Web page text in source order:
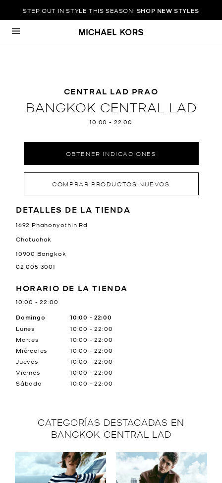
Ir al contenido
STEP OUT IN STYLE THIS SEASON: SHOP NEW STYLES
Volver a navegación
CENTRAL LAD PRAO
BANGKOK CENTRAL LAD
10:00 - 22:00
OBTENER INDICACIONES
COMPRAR PRODUCTOS NUEVOS
LOCATION INFORMATION
DETALLES DE LA TIENDA
1692 Phahonyothin Rd
Chatuchak
10900 Bangkok
02 005 3001
HORARIO DE LA TIENDA
10:00 -22:00
Día de la semanaHorario
Lunes
10:00 -22:00
Martes
10:00 -22:00
Miércoles
10:00 -22:00
Jueves
10:00 -22:00
Viernes
10:00 -22:00
Sábado
10:00 -22:00
Domingo 10:00 -22:00
CATEGORÍAS DESTACADAS EN
BANGKOK CENTRAL LAD